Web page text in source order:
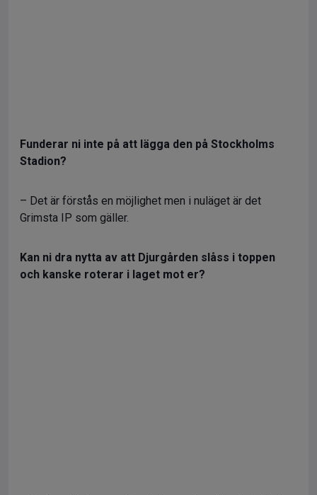
Funderar ni inte på att lägga den på Stockholms
Stadion?
– Det är förstås en möjlighet men i nuläget är det
Grimsta IP som gäller.
Kan ni dra nytta av att Djurgården slåss i toppen
och kanske roterar i laget mot er?